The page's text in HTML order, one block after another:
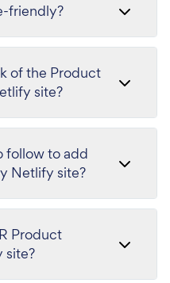
friendly?
of the Product
site?
follow to add
Netlify site?
Product
site?